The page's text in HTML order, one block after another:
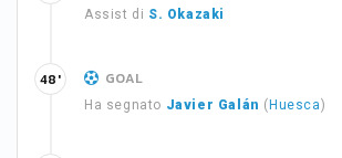
Assist di S. Okazaki
GOAL
Ha segnato Javier Galán ( Huesca)
48'